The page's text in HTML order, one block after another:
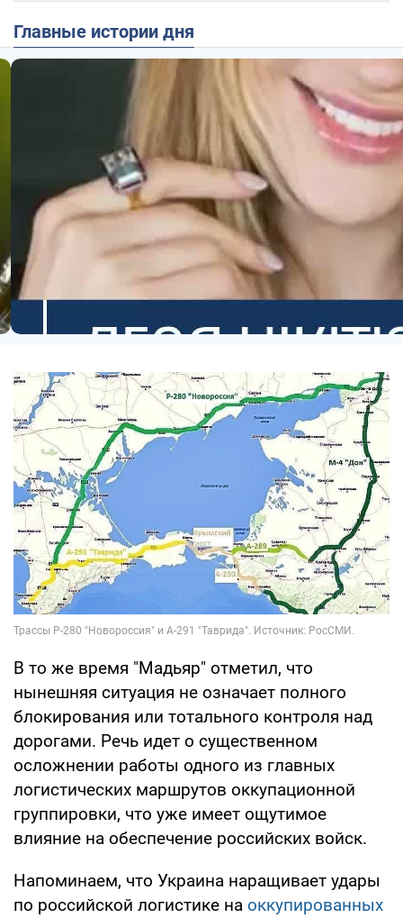
Главные истории дня
В то же время "Мадьяр" отметил, что
нынешняя ситуация не означает полного
блокирования или тотального контроля над
дорогами. Речь идет о существенном
осложнении работы одного из главных
логистических маршрутов оккупационной
группировки, что уже имеет ощутимое
влияние на обеспечение российских войск.
Напоминаем, что Украина наращивает удары
по российской логистике на оккупированных